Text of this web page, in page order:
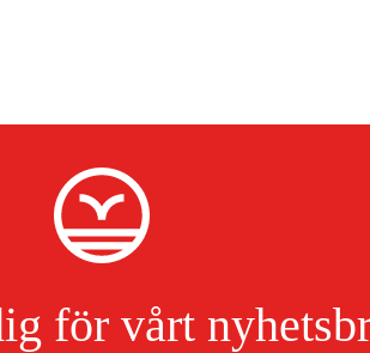
för vårt